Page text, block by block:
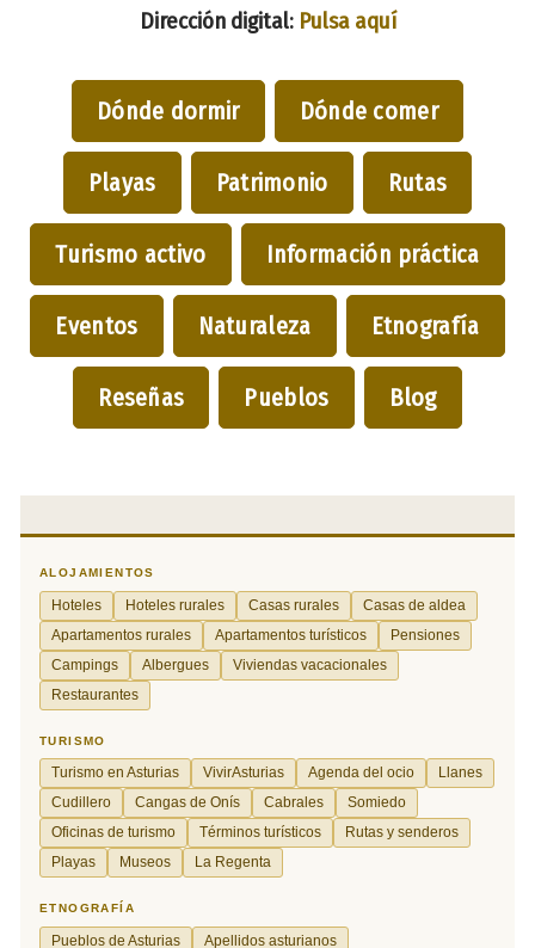
Dirección digital: Pulsa aquí
Dónde dormir Dónde comer
Playas Patrimonio Rutas
Turismo activo Información práctica
Eventos Naturaleza Etnografía
Reseñas Pueblos Blog